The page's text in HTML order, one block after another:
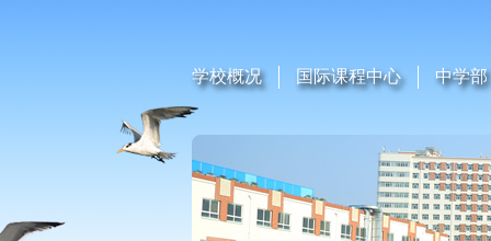
学校概况 国际课程中心 中学部